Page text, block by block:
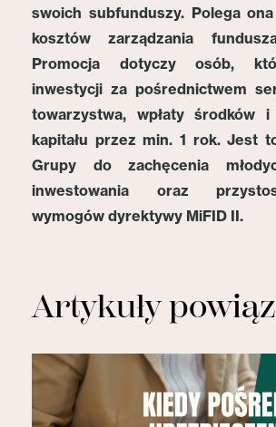
swoich subfunduszy. Polega
kosztów zarządzania
Promocja dotyczy osób,
inwestycji za pośrednictwem
towarzystwa, wpłaty środków
kapitału przez min. 1 rok. Jest
Grupy do zachęcenia
inwestowania oraz
wymogów dyrektywy MiFID II.
Artykuły